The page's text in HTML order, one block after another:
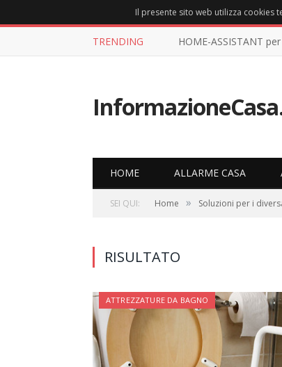
Il presente sito web utilizza cookies
TRENDING HOME-ASSISTANT
HOME ALLARME CASA
SEI QUI: Home » Soluzioni per i
RISULTATO
ATTREZZATURE DA BAGNO